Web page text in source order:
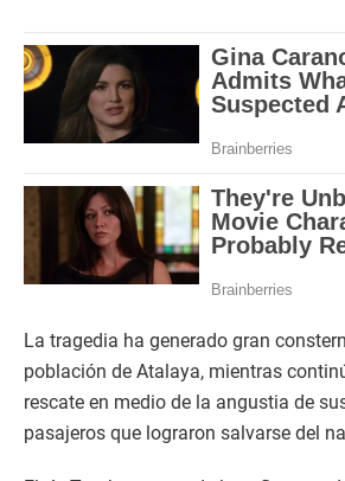
La tragedia ha generado gran
población de Atalaya, mientras
rescate en medio de la angustia de
pasajeros que lograron salvarse del